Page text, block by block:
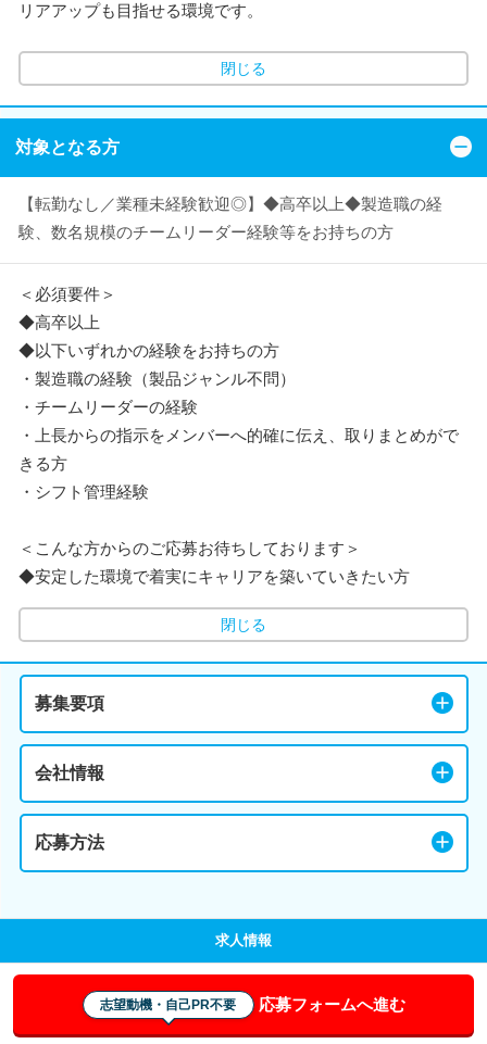
リアアップも目指せる環境です。
閉じる
対象となる方
【転勤なし／業種未経験歓迎◎】◆高卒以上◆製造職の経
験、数名規模のチームリーダー経験等をお持ちの方
＜必須要件＞
◆高卒以上
◆以下いずれかの経験をお持ちの方
・製造職の経験（製品ジャンル不問）
・チームリーダーの経験
・上長からの指示をメンバーへ的確に伝え、取りまとめがで
きる方
・シフト管理経験
＜こんな方からのご応募お待ちしております＞
◆安定した環境で着実にキャリアを築いていきたい方
閉じる
募集要項
会社情報
応募方法
求人情報
志望動機・自己PR不要 応募フォームへ進む